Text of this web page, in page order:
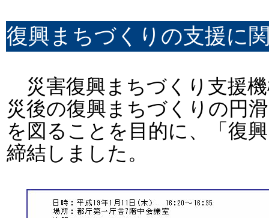
復興まちづくりの支援に
災害復興まちづくり支援
災後の復興まちづくりの円
を図ることを目的に、「復
締結しました。